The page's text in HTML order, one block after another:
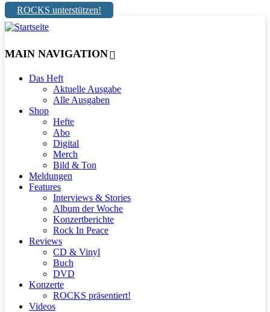
ROCKS unterstützen!
MAIN NAVIGATION
Das Heft
Aktuelle Ausgabe
Alle Ausgaben
Shop
Hefte
Abo
Digital
Merch
Bild & Ton
Meldungen
Features
Interviews & Stories
Album der Woche
Konzertberichte
Rock In Peace
Reviews
CD & Vinyl
Buch
DVD
Konzerte
ROCKS präsentiert!
Videos